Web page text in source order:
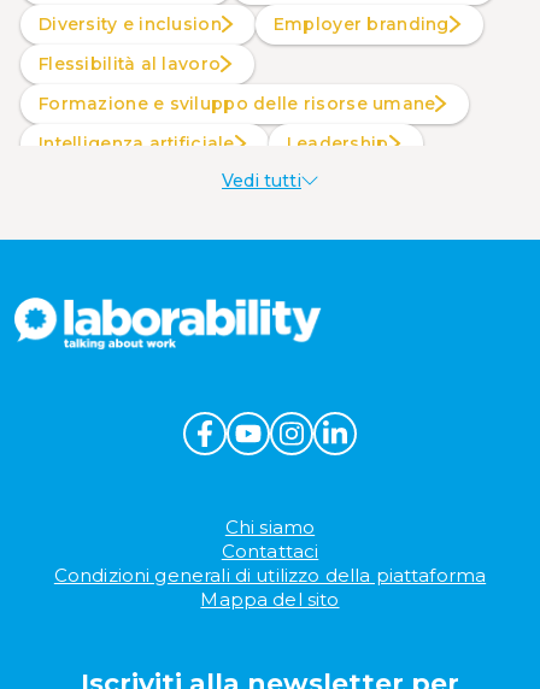
Diversity e inclusion
Employer branding
Flessibilità al lavoro
Formazione e sviluppo delle risorse umane
intelligenza artificiale
Leadership
Produttività al lavoroVedi tutti
Chi siamo
Contattaci
Condizioni generali di utilizzo della piattaforma
Mappa del sito